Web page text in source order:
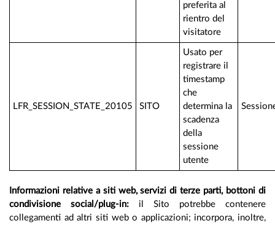
preferita al
rientro del
visitatore
LFR_SESSION_STATE_20105 SITO
Usato per
registrare il
timestamp
che
determina la
scadenza
della
sessione
utente
Informazioni relative a siti web, servizi di terze parti, bottoni di
condivisione social/plug-in: il Sito potrebbe contenere
collegamenti ad altri siti web o applicazioni; incorpora, inoltre,